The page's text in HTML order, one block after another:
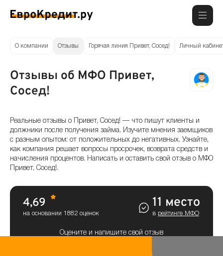
О компании Отзывы Горячая линия Привет, Сосед! Личный
Отзывы об МФО Привет,
Сосед!
Реальные отзывы о Привет, Сосед! — что пишут клиенты и
должники после получения займа. Изучите мнения заемщиков
с разным опытом: от положительных до негативных. Узнайте,
как компания решает вопросы просрочек, возврата средств и
начисления процентов. Написать и оставить свой отзыв о МФО
Привет, Сосед!.
4,69
на основании 1882 оценок
11 место
в рейтинге МФО
Оцените и напишите свой отзыв